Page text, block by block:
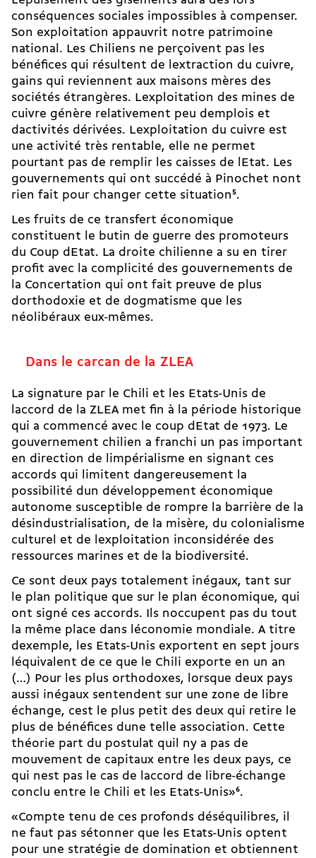
conséquences sociales impossibles à compenser.
Son exploitation appauvrit notre patrimoine
national. Les Chiliens ne perçoivent pas les
bénéfices qui résultent de lextraction du cuivre,
gains qui reviennent aux maisons mères des
sociétés étrangères. Lexploitation des mines de
cuivre génère relativement peu demplois et
dactivités dérivées. Lexploitation du cuivre est
une activité très rentable, elle ne permet
pourtant pas de remplir les caisses de lEtat. Les
gouvernements qui ont succédé à Pinochet nont
rien fait pour changer cette situation5.
Les fruits de ce transfert économique
constituent le butin de guerre des promoteurs
du Coup dEtat. La droite chilienne a su en tirer
profit avec la complicité des gouvernements de
la Concertation qui ont fait preuve de plus
dorthodoxie et de dogmatisme que les
néolibéraux eux-mêmes.
Dans le carcan de la ZLEA
La signature par le Chili et les Etats-Unis de
laccord de la ZLEA met fin à la période historique
qui a commencé avec le coup dEtat de 1973. Le
gouvernement chilien a franchi un pas important
en direction de limpérialisme en signant ces
accords qui limitent dangereusement la
possibilité dun développement économique
autonome susceptible de rompre la barrière de la
désindustrialisation, de la misère, du colonialisme
culturel et de lexploitation inconsidérée des
ressources marines et de la biodiversité.
Ce sont deux pays totalement inégaux, tant sur
le plan politique que sur le plan économique, qui
ont signé ces accords. Ils noccupent pas du tout
la même place dans léconomie mondiale. A titre
dexemple, les Etats-Unis exportent en sept jours
léquivalent de ce que le Chili exporte en un an
(…) Pour les plus orthodoxes, lorsque deux pays
aussi inégaux sentendent sur une zone de libre
échange, cest le plus petit des deux qui retire le
plus de bénéfices dune telle association. Cette
théorie part du postulat quil ny a pas de
mouvement de capitaux entre les deux pays, ce
qui nest pas le cas de laccord de libre-échange
conclu entre le Chili et les Etats-Unis»6.
«Compte tenu de ces profonds déséquilibres, il
ne faut pas sétonner que les Etats-Unis optent
pour une stratégie de domination et obtiennent